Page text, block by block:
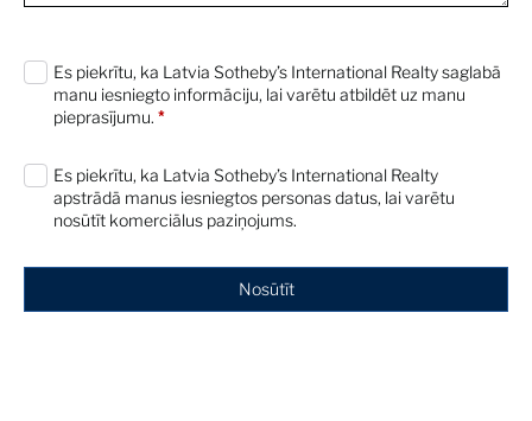
Es piekrītu, ka Latvia Sotheby’s International Realty saglabā
manu iesniegto informāciju, lai varētu atbildēt uz manu
pieprasījumu. *
Es piekrītu, ka Latvia Sotheby’s International Realty
apstrādā manus iesniegtos personas datus, lai varētu
nosūtīt komerciālus paziņojums.
Nosūtīt